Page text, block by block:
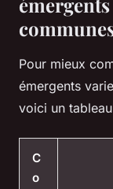
Pour mieux
émergents
voici un
C
o